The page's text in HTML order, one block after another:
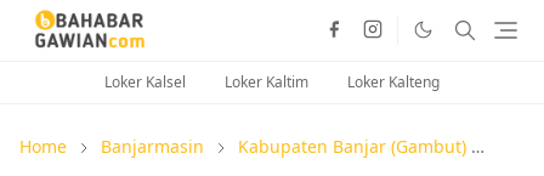
Loker Kalsel Loker Kaltim Loker Kalteng
Home Banjarmasin Kabupaten Banjar (Gambut)